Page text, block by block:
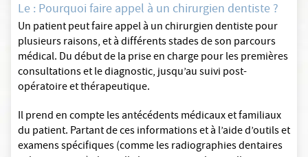
Le : Pourquoi faire appel à un chirurgien dentiste ?
Un patient peut faire appel à un chirurgien dentiste pour
plusieurs raisons, et à différents stades de son parcours
médical. Du début de la prise en charge pour les premières
consultations et le diagnostic, jusqu’au suivi post-
opératoire et thérapeutique.
Il prend en compte les antécédents médicaux et familiaux
du patient. Partant de ces informations et à l’aide d’outils et
examens spécifiques (comme les radiographies dentaires